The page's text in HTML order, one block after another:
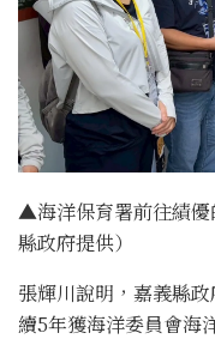
▲海洋保育署前往績
縣政府提供）
張輝川說明，嘉義縣
續5年獲海洋委員會海